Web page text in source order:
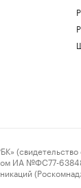
ИА №ФС77-